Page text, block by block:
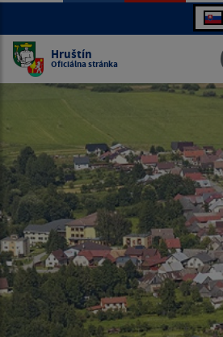
Hruštín
Oficiálna stránka